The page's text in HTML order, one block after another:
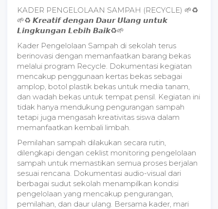
KADER PENGELOLAAN SAMPAH (RECYCLE) 🌱♻
🌱♻ 𝙆𝙧𝙚𝙖𝙩𝙞𝙛 𝙙𝙚𝙣𝙜𝙖𝙣 𝘿𝙖𝙪𝙧 𝙐𝙡𝙖𝙣𝙜 𝙪𝙣𝙩𝙪𝙠
𝙇𝙞𝙣𝙜𝙠𝙪𝙣𝙜𝙖𝙣 𝙇𝙚𝙗𝙞𝙝 𝘽𝙖𝙞𝙠♻🌱
Kader Pengelolaan Sampah di sekolah terus
berinovasi dengan memanfaatkan barang bekas
melalui program Recycle. Dokumentasi kegiatan
mencakup penggunaan kertas bekas sebagai
amplop, botol plastik bekas untuk media tanam,
dan wadah bekas untuk tempat pensil. Kegiatan ini
tidak hanya mendukung pengurangan sampah
tetapi juga mengasah kreativitas siswa dalam
memanfaatkan kembali limbah.
Pemilahan sampah dilakukan secara rutin,
dilengkapi dengan ceklist monitoring pengelolaan
sampah untuk memastikan semua proses berjalan
sesuai rencana. Dokumentasi audio-visual dari
berbagai sudut sekolah menampilkan kondisi
pengelolaan yang mencakup pengurangan,
pemilahan, dan daur ulang. Bersama kader, mari